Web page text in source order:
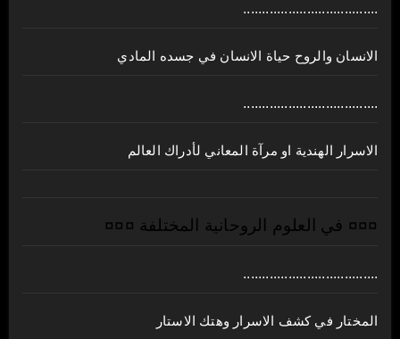
....................................
الانسان والروح حياة الانسان في جسده المادي
....................................
الاسرار الهندية او مرآة المعاني لأدراك العالم
¤¤¤ في العلوم الروحانية المختلفة ¤¤¤
....................................
المختار في كشف الاسرار وهتك الاستار